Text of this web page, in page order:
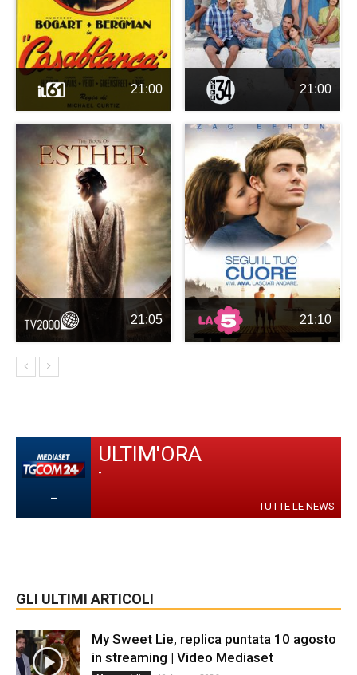
21:00 21:00
21:05 21:10
-
ULTIM'ORA
-
TUTTE LE NEWS
GLI ULTIMI ARTICOLI
My Sweet Lie, replica puntata 10 agosto
in streaming | Video Mediaset